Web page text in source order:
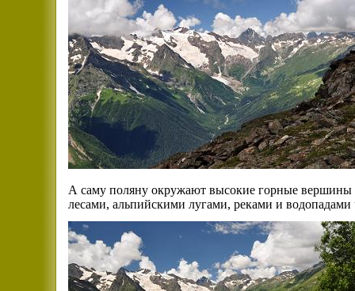
А саму поляну окружают высокие горные
лесами, альпийскими лугами, реками и